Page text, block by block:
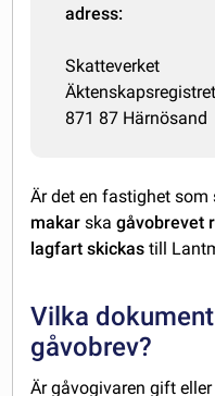
adress:
Skatteverket
Äktenskapsregistret
871 87 Härnösand
Är det en fastighet
makarskagåvobrevet
lagfart skickastill
Vilka
gåvobrev?
Är gåvogivaren gift